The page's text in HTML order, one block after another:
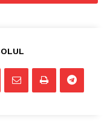
ROMÂNIA